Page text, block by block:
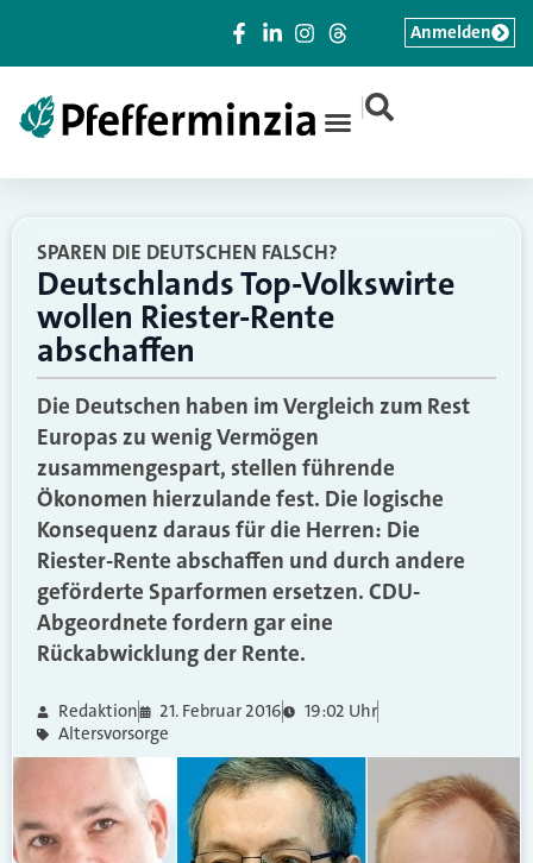
|
Anmelden
SPAREN DIE DEUTSCHEN FALSCH?
Deutschlands Top-Volkswirte
wollen Riester-Rente
abschaffen
Die Deutschen haben im Vergleich zum Rest
Europas zu wenig Vermögen
zusammengespart, stellen führende
Ökonomen hierzulande fest. Die logische
Konsequenz daraus für die Herren: Die
Riester-Rente abschaffen und durch andere
geförderte Sparformen ersetzen. CDU-
Abgeordnete fordern gar eine
Rückabwicklung der Rente.
Redaktion 21. Februar 2016
19:02 Uhr
Altersvorsorge